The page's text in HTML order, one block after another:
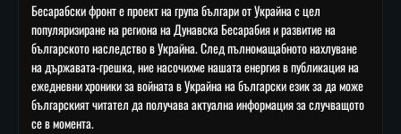
Бесарабски фронт е проект на група българи от Украйна с цел
популяризиране на региона на Дунавска Бесарабия и развитие на
българското наследство в Украйна. След пълномащабното нахлуване
на държавата-грешка, ние насочихме нашата енергия в публикация на
ежедневни хроники за войната в Украйна на български език за да може
българският читател да получава актуална информация за случващото
се в момента.